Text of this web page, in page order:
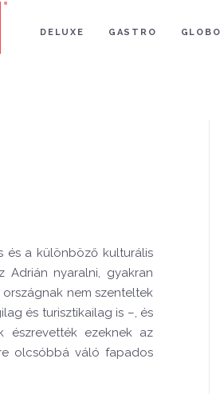
DELUXE GASTRO
és a különböző kulturális
Adrián nyaralni, gyakran
nem szenteltek
és turisztikailag is –, és
észrevették ezeknek az
olcsóbbá váló fapados